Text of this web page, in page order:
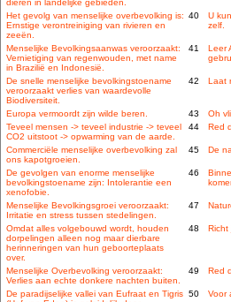
dieren in landelijke gebieden.
Het gevolg van menselijke overbevolking is:
Ernstige verontreiniging van rivieren en
zeeën.
40
U
zelf.
Menselijke Bevolkingsaanwas veroorzaakt:
Vernietiging van regenwouden, met name
in Brazilië en Indonesië.
41
Leer
De snelle menselijke bevolkingstoename
veroorzaakt verlies van waardevolle
Biodiversiteit.
42 Laat
Europa vermoordt zijn wilde beren. 43
Oh
Teveel mensen -> teveel industrie -> teveel
CO2 uitstoot -> opwarming van de aarde.
44 Red
Commerciële menselijke overbevolking zal
ons kapotgroeien.
45 De
De gevolgen van enorme menselijke
bevolkingstoename zijn: Intolerantie een
xenofobie.
46
Menselijke Bevolkingsgroei veroorzaakt:
Irritatie en stress tussen stedelingen.
47
Omdat alles volgebouwd wordt, houden
dorpelingen alleen nog maar dierbare
herinneringen van hun geboorteplaats
over.
48 Richt
Menselijke Overbevolking veroorzaakt:
Verlies aan echte donkere nachten buiten.
49 Red
De paradijselijke vallei van Eufraat en Tigris 50 Voor